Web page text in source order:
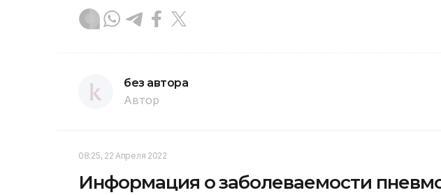
без автора
Автор
08:25, 22 Апреля 2022
Информация о заболеваемости